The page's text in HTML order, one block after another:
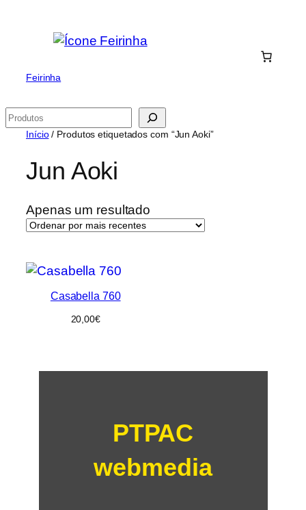
Feirinha
Pesquisar
Início/ Produtos etiquetados com “Jun Aoki”
Jun Aoki
Apenas um resultado
Casabella 760
20,00€
PTPAC
webmedia